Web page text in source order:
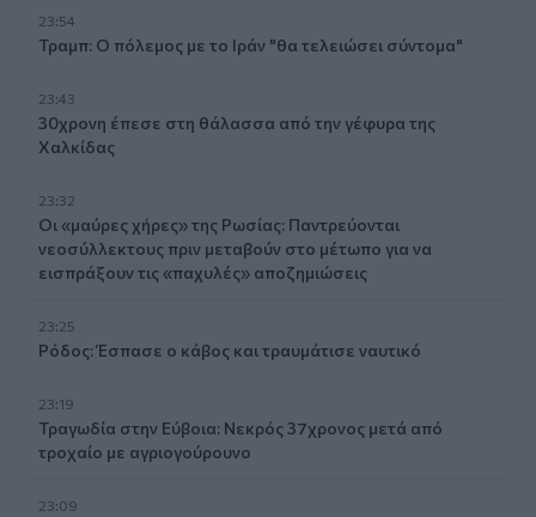
23:54
Τραμπ: Ο πόλεμος με το Ιράν "θα τελειώσει σύντομα"
23:43
30χρονη έπεσε στη θάλασσα από την γέφυρα της
Χαλκίδας
23:32
Οι «μαύρες χήρες» της Ρωσίας: Παντρεύονται
νεοσύλλεκτους πριν μεταβούν στο μέτωπο για να
εισπράξουν τις «παχυλές» αποζημιώσεις
23:25
Ρόδος: Έσπασε ο κάβος και τραυμάτισε ναυτικό
23:19
Τραγωδία στην Εύβοια: Νεκρός 37χρονος μετά από
τροχαίο με αγριογούρουνο
23:09